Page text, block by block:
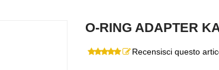
O-RING ADAPTER
Recensisci questo